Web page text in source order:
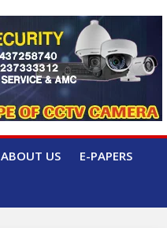
ABOUT US E-PAPERS